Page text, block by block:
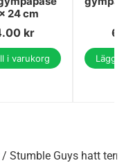
24 cm
kr
i varukorg Lägg
/ Stumble Guys hatt